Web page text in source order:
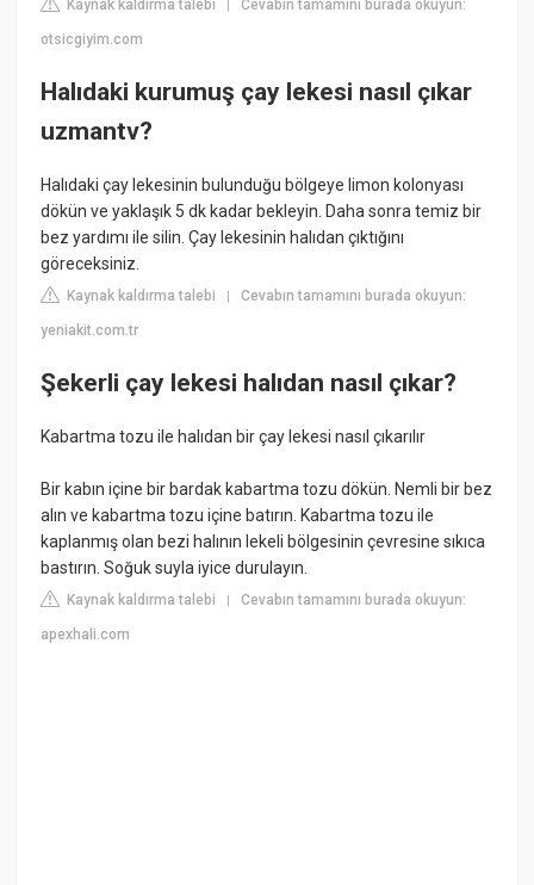
Kaynak kaldırma talebi |Cevabın tamamını burada okuyun:
otsicgiyim.com
Halıdaki kurumuş çay lekesi nasıl çıkar
uzmantv?
Halıdaki çay lekesinin bulunduğu bölgeye limon kolonyası
dökün ve yaklaşık 5 dk kadar bekleyin. Daha sonra temiz bir
bez yardımı ile silin. Çay lekesinin halıdan çıktığını
göreceksiniz.
Kaynak kaldırma talebi |Cevabın tamamını burada okuyun:
yeniakit.com.tr
Şekerli çay lekesi halıdan nasıl çıkar?
Kabartma tozu ile halıdan bir çay lekesi nasıl çıkarılır
Bir kabın içine bir bardak kabartma tozu dökün. Nemli bir bez
alın ve kabartma tozu içine batırın. Kabartma tozu ile
kaplanmış olan bezi halının lekeli bölgesinin çevresine sıkıca
bastırın. Soğuk suyla iyice durulayın.
Kaynak kaldırma talebi |Cevabın tamamını burada okuyun:
apexhali.com